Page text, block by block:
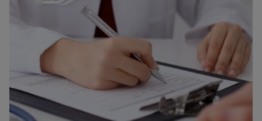
Maurice.